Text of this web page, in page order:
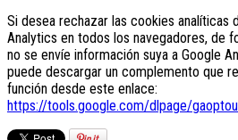
Si desea rechazar las cookies analíticas
Analytics en todos los navegadores, de
no se envíe información suya a Google
puede descargar un complemento que
función desde este enlace:
https://tools.google.com/dlpage/